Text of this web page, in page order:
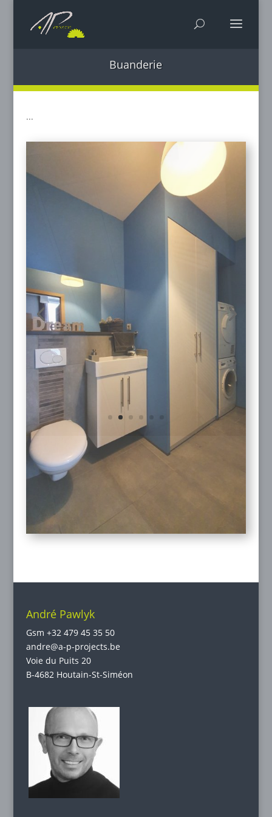
Buanderie
...
André Pawlyk
Gsm +32 479 45 35 50
andre@a-p-projects.be
Voie du Puits 20
B-4682 Houtain-St-Siméon